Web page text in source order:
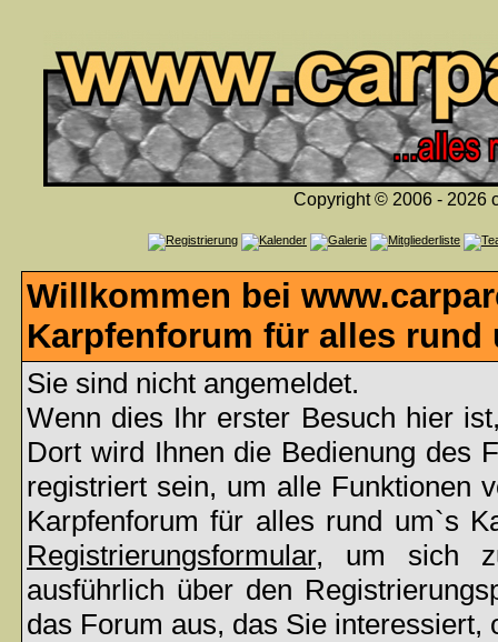
Copyright © 2006 - 2026
Willkommen bei
Karpfenforum für alles rund
Sie sind nicht angemeldet.
Wenn dies Ihr erster Besuch hier
Dort wird Ihnen die Bedienung des
registriert sein, um alle Funktionen
Karpfenforum für alles rund um`s
Registrierungsformular, um sich
ausführlich über den
das Forum aus, das Sie